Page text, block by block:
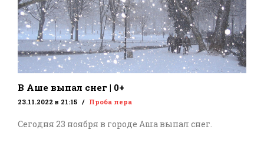
В Аше выпал снег | 0+
23.11.2022 в 21:15 Проба пера
Сегодня 23 ноября в городе Аша выпал снег.